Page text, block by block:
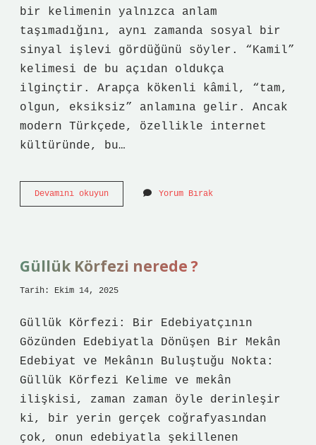
bir kelimenin yalnızca anlam
taşımadığını, aynı zamanda sosyal bir
sinyal işlevi gördüğünü söyler. “Kamil”
kelimesi de bu açıdan oldukça
ilginçtir. Arapça kökenli kâmil, “tam,
olgun, eksiksiz” anlamına gelir. Ancak
modern Türkçede, özellikle internet
kültüründe, bu…
Devamını okuyunKamil
ne
Yorum Bırak
Güllük Körfezi nerede ?
Tarih: Ekim 14, 2025
Güllük Körfezi: Bir Edebiyatçının
Gözünden Edebiyatla Dönüşen Bir Mekân
Edebiyat ve Mekânın Buluştuğu Nokta:
Güllük Körfezi Kelime ve mekân
ilişkisi, zaman zaman öyle derinleşir
ki, bir yerin gerçek coğrafyasından
çok, onun edebiyatla şekillenen